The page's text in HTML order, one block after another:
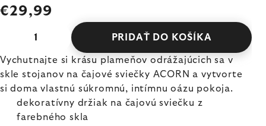
€29,99
PRIDAŤ DO KOŠÍKA
Vychutnajte si krásu plameňov odrážajúcich sa v
skle stojanov na čajové sviečky ACORN a vytvorte
si doma vlastnú súkromnú, intímnu oázu pokoja.
dekoratívny držiak na čajovú sviečku z
farebného skla